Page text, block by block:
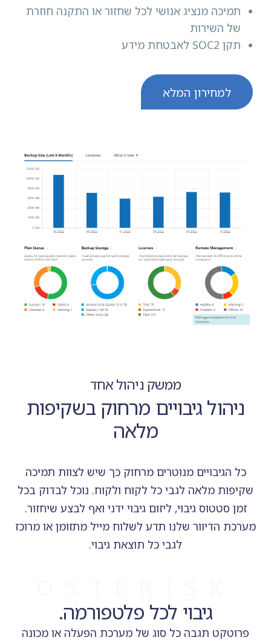
תמיכה מנציג אנושי לכל שחזור או התקנה חוזרת
של השירות
תקן SOC2 לאבטחת מידע
למחירון המלא
ממשק ניהול אחד
ניהול גיבויים מרחוק בשקיפות
מלאה
כל הגיבויים מנוטרים מרחוק כך שיש לצוות תמיכה
שקיפות מלאה לגבי כל לקוח ולקוח. נוכל לבדוק בכל
זמן סטטוס גיבוי, ליזום גיבוי ידני ואף לבצע שיחזור.
מערכת הדיוור שלנו תדע לשלוח מייל מתזומן או מרוכז
לגבי כל תוצאת גיבוי.
גיבוי לכל פלטפורמה.
פרוטקט תגבה כל סוג של מערכת הפעלה או מכונה